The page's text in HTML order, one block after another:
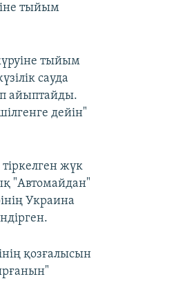
тыйым
тыйым
сауда
айыптайды.
дейін"
жүк
"Автомайдан"
Украина
қозғалысын